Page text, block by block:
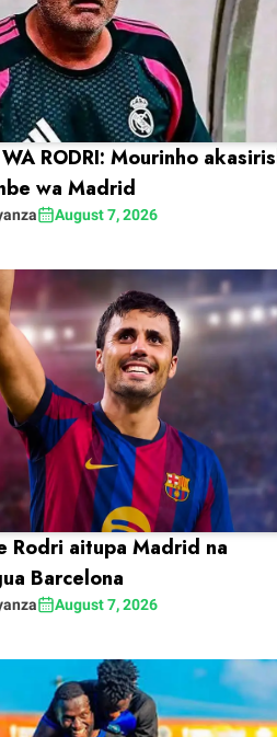
WA RODRI: Mourinho
wa Madrid
August 7, 2026
Rodri aitupa Madrid na
Barcelona
August 7, 2026